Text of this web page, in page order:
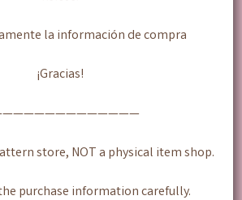
la información de compra
¡Gracias!
store, NOT a physical item shop.
purchase information carefully.